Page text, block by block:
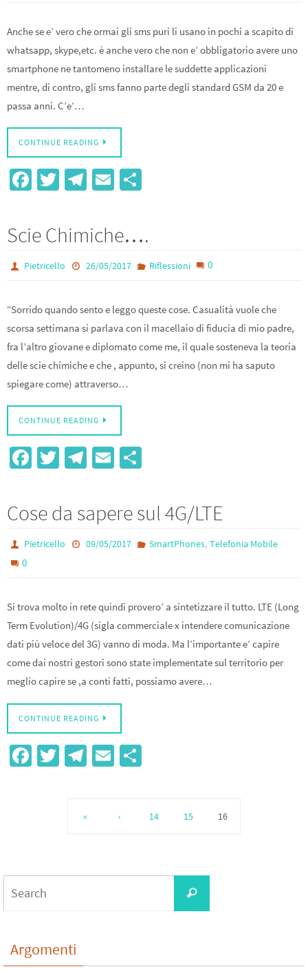
Anche se e’ vero che ormai gli sms puri li usano in pochi a scapito di
whatsapp, skype,etc. è anche vero che non e’ obbligatorio avere uno
smartphone ne tantomeno installare le suddette applicazioni
mentre, di contro, gli sms fanno parte degli standard GSM da 20 e
passa anni. C’e’…
CONTINUE READING
Fa
o
o
T
tt
er
Te
gr
a
m
E
e
Scie Chimiche….
Pietricello 26/05/2017 Riflessioni 0
“Sorrido quando sento e leggo queste cose. Casualità vuole che
scorsa settimana si parlava con il macellaio di fiducia di mio padre,
fra l’altro giovane e diplomato come me, il quale sosteneva la teoria
delle scie chimiche e che , appunto, si creino (non mi ha saputo
spiegare come) attraverso…
CONTINUE READING
Fa
o
o
T
tt
er
Te
a
m
E
ar
e
Cose da sapere sul 4G/LTE
Pietricello 09/05/2017 SmartPhones, Telefonia Mobile
0
Si trova molto in rete quindi provero’ a sintetizzare il tutto. LTE (Long
Term Evolution)/4G (sigla commerciale x intendere comunicazione
dati più veloce del 3G) vanno di moda. Ma l’importante e’ capire
come dai nostri gestori sono state implementate sul territorio per
meglio capire se ,a conti fatti, possiamo avere…
CONTINUE READING
Fa T
Te E
e
« ‹ 14 15 16
Search
Argomenti